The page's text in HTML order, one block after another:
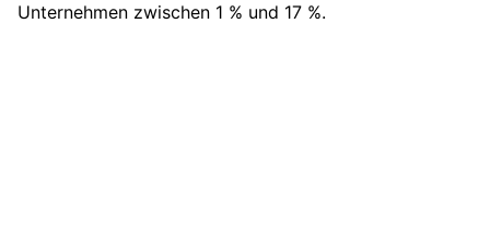
Unternehmen zwischen 1 % und 17 %.